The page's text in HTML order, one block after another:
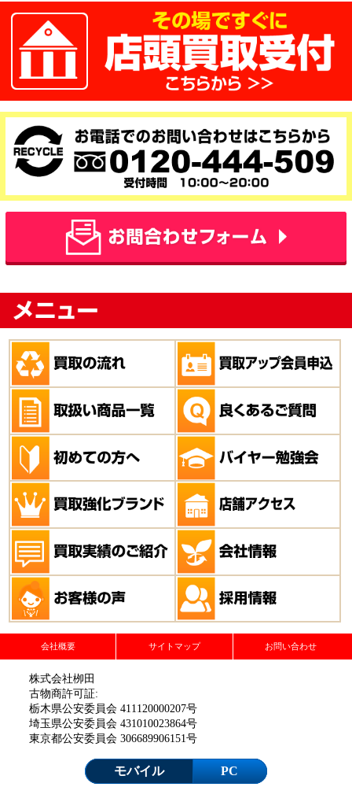
会社概要 サイトマップ お問い合わせ
株式会社栁田
古物商許可証:
栃木県公安委員会 411120000207号
埼玉県公安委員会 431010023864号
東京都公安委員会 306689906151号
モバイル PC